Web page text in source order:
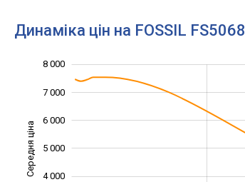
Динаміка цін на FOSSIL FS5068
Середня ціна 2 000
4 000
5 000
6 000
7 000
8 000